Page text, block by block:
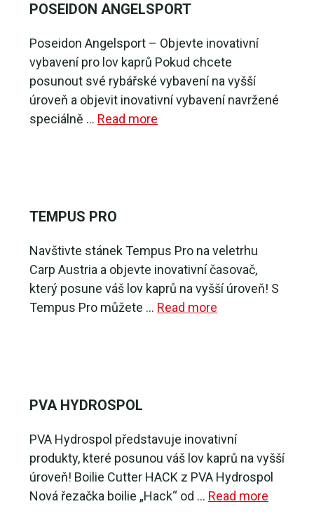
POSEIDON ANGELSPORT
Poseidon Angelsport – Objevte inovativní
vybavení pro lov kaprů Pokud chcete
posunout své rybářské vybavení na vyšší
úroveň a objevit inovativní vybavení navržené
speciálně … Read more
TEMPUS PRO
Navštivte stánek Tempus Pro na veletrhu
Carp Austria a objevte inovativní časovač,
který posune váš lov kaprů na vyšší úroveň! S
Tempus Pro můžete … Read more
PVA HYDROSPOL
PVA Hydrospol představuje inovativní
produkty, které posunou váš lov kaprů na vyšší
úroveň! Boilie Cutter HACK z PVA Hydrospol
Nová řezačka boilie „Hack“ od … Read more